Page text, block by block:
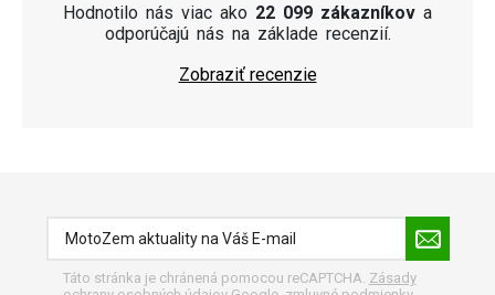
Hodnotilo nás viac ako 22 099 zákazníkov a
odporúčajú nás na základe recenzií.
Zobraziť recenzie
Táto stránka je chránená pomocou reCAPTCHA. Zásady